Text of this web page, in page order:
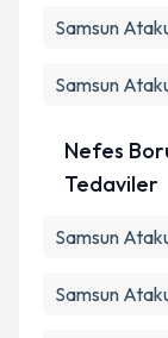
Samsun
Samsun
Nefes
Tedaviler
Samsun
Samsun